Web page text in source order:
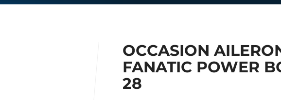
💰 Meilleur prix garanti — Moins cher ailleurs ? On s’aligne !
OCCASION
FANATIC POWER
28